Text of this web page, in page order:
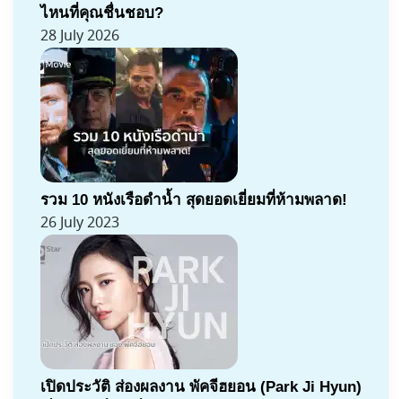
ไหนที่คุณชื่นชอบ?
28 July 2026
รวม 10 หนังเรือดำน้ำ สุดยอดเยี่ยมที่ห้ามพลาด!
26 July 2023
เปิดประวัติ ส่องผลงาน พัคจีฮยอน (Park Ji Hyun)